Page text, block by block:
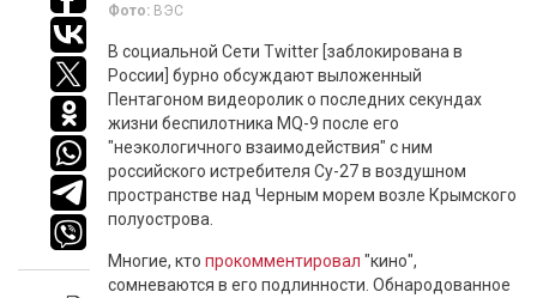
Фото: ВЭС
В социальной Сети Twitter [заблокирована в
России] бурно обсуждают выложенный
Пентагоном видеоролик о последних секундах
жизни беспилотника MQ-9 после его
"неэкологичного взаимодействия" с ним
российского истребителя Су-27 в воздушном
пространстве над Черным морем возле Крымского
полуострова.
Многие, кто прокомментировал "кино",
сомневаются в его подлинности. Обнародованное